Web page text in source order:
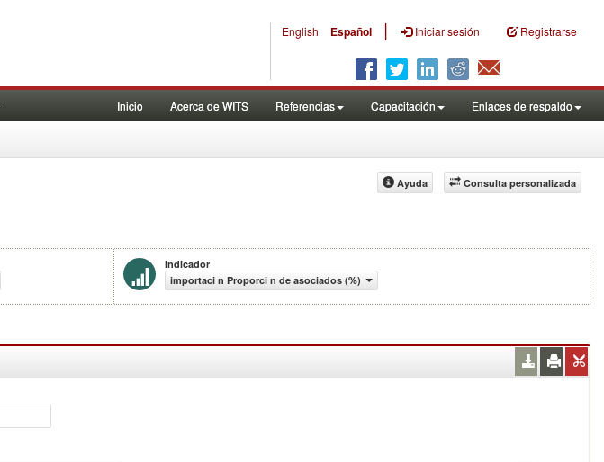
English Español | Iniciar sesión Registrarse
Inicio Acerca de WITS Referencias Capacitación Enlaces de respaldo
Consulta personalizada
Ayuda
Indicador
importaci n Proporci n de asociados (%)